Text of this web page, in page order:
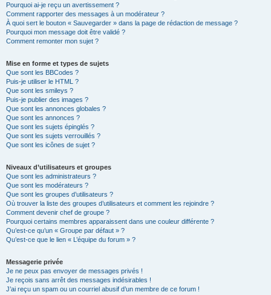
Pourquoi ai-je reçu un avertissement ?
Comment rapporter des messages à un modérateur ?
À quoi sert le bouton « Sauvegarder » dans la page de rédaction de message ?
Pourquoi mon message doit être validé ?
Comment remonter mon sujet ?
Mise en forme et types de sujets
Que sont les BBCodes ?
Puis-je utiliser le HTML ?
Que sont les smileys ?
Puis-je publier des images ?
Que sont les annonces globales ?
Que sont les annonces ?
Que sont les sujets épinglés ?
Que sont les sujets verrouillés ?
Que sont les icônes de sujet ?
Niveaux d’utilisateurs et groupes
Que sont les administrateurs ?
Que sont les modérateurs ?
Que sont les groupes d’utilisateurs ?
Où trouver la liste des groupes d’utilisateurs et comment les rejoindre ?
Comment devenir chef de groupe ?
Pourquoi certains membres apparaissent dans une couleur différente ?
Qu’est-ce qu’un « Groupe par défaut » ?
Qu’est-ce que le lien « L’équipe du forum » ?
Messagerie privée
Je ne peux pas envoyer de messages privés !
Je reçois sans arrêt des messages indésirables !
J’ai reçu un spam ou un courriel abusif d’un membre de ce forum !